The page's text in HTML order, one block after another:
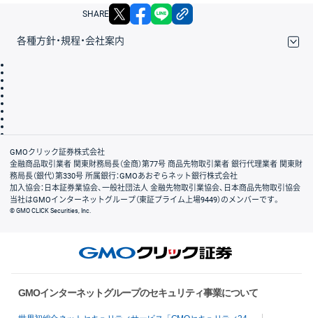
SHARE X facebook
各種方針・規程・会社案内
会社案内
GMOクリック証券株式会社
金融商品取引業者 関東財務局長（金商）第77号 商品先物取引業者 銀行代理業者 関東財
務局長（銀代）第330号 所属銀行：GMOあおぞらネット銀行株式会社
加入協会：日本証券業協会、一般社団法人 金融先物取引業協会、日本商品先物取引協会
当社はGMOインターネットグループ（東証プライム上場9449）のメンバーです。
© GMO CLICK Securities, Inc.
GMOインターネットグループのセキュリティ事業について